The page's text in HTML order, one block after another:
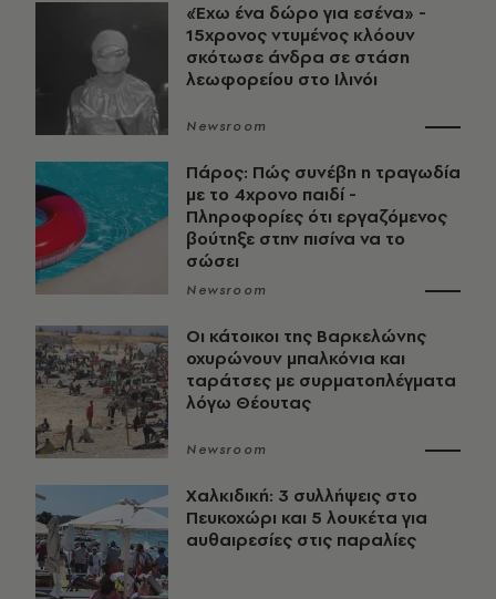
«Έχω ένα δώρο για εσένα» -
15χρονος ντυμένος κλόουν
σκότωσε άνδρα σε στάση
λεωφορείου στο Ιλινόι
Newsroom
Πάρος: Πώς συνέβη η τραγωδία
με το 4χρονο παιδί -
Πληροφορίες ότι εργαζόμενος
βούτηξε στην πισίνα να το
σώσει
Newsroom
Οι κάτοικοι της Βαρκελώνης
οχυρώνουν μπαλκόνια και
ταράτσες με συρματοπλέγματα
λόγω Θέουτας
Newsroom
Χαλκιδική: 3 συλλήψεις στο
Πευκοχώρι και 5 λουκέτα για
αυθαιρεσίες στις παραλίες